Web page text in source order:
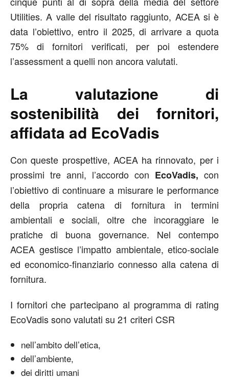
Utilities. A valle del risultato raggiunto, ACEA si è
data l’obiettivo, entro il 2025, di arrivare a quota
75% di fornitori verificati, per poi estendere
l’assessment a quelli non ancora valutati.
La valutazione di
sostenibilità dei fornitori,
affidata ad EcoVadis
Con queste prospettive, ACEA ha rinnovato, per i
prossimi tre anni, l’accordo con EcoVadis, con
l’obiettivo di continuare a misurare le performance
della propria catena di fornitura in termini
ambientali e sociali, oltre che incoraggiare le
pratiche di buona governance. Nel contempo
ACEA gestisce l’impatto ambientale, etico-sociale
ed economico-finanziario connesso alla catena di
fornitura.
I fornitori che partecipano al programma di rating
EcoVadis sono valutati su 21 criteri CSR
nell’ambito dell’etica,
dell’ambiente,
dei diritti umani